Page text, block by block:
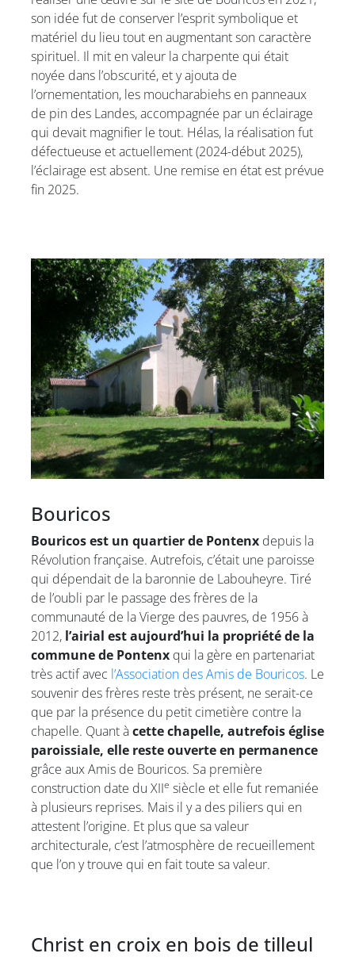
son idée fut de conserver l’esprit symbolique et
matériel du lieu tout en augmentant son caractère
spirituel. Il mit en valeur la charpente qui était
noyée dans l’obscurité, et y ajouta de
l’ornementation, les moucharabiehs en panneaux
de pin des Landes, accompagnée par un éclairage
qui devait magnifier le tout. Hélas, la réalisation fut
défectueuse et actuellement (2024-début 2025),
l’éclairage est absent. Une remise en état est prévue
fin 2025.
Bouricos
Bouricos est un quartier de Pontenx depuis la
Révolution française. Autrefois, c’était une paroisse
qui dépendait de la baronnie de Labouheyre. Tiré
de l’oubli par le passage des frères de la
communauté de la Vierge des pauvres, de 1956 à
2012, l’airial est aujourd’hui la propriété de la
commune de Pontenx qui la gère en partenariat
très actif avec l’Association des Amis de Bouricos. Le
souvenir des frères reste très présent, ne serait-ce
que par la présence du petit cimetière contre la
chapelle. Quant àcette chapelle, autrefois église
paroissiale, elle reste ouverte en permanence
grâce aux Amis de Bouricos. Sa première
construction date du XIIe siècle et elle fut remaniée
à plusieurs reprises. Mais il y a des piliers qui en
attestent l’origine. Et plus que sa valeur
architecturale, c’est l’atmosphère de recueillement
que l’on y trouve qui en fait toute sa valeur.
Christ en croix en bois de tilleul